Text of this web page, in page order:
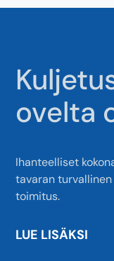
ovelta
Ihanteelliset
tavaran
toimitus.
LUE LISÄKSI